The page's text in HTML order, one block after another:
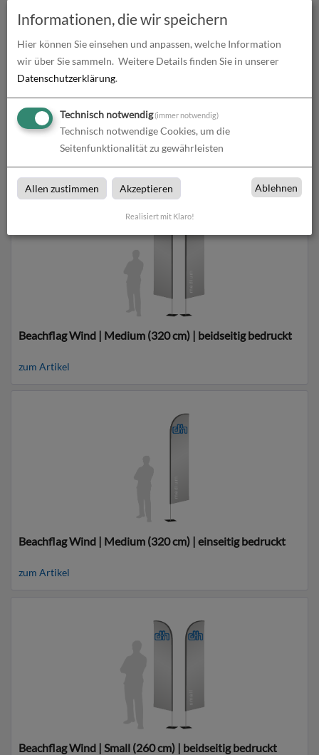
Beachflag Wind | Large (400 cm) | einseitig bedruckt
Beachflag Wind | Medium (320 cm) | beidseitig bedruckt
zum Artikel
Beachflag Wind | Medium (320 cm) | einseitig bedruckt
zum Artikel
Beachflag Wind | Small (260 cm) | beidseitig bedruckt
Informationen, die wir speichern
Hier können Sie einsehen und anpassen, welche Information
wir über Sie sammeln. Weitere Details finden Sie in unserer
Datenschutzerklärung.
Technisch notwendig(immer notwendig)
Technisch notwendige Cookies, um die
Seitenfunktionalität zu gewährleisten
Allen zustimmen Akzeptieren Ablehnen
Realisiert mit Klaro!